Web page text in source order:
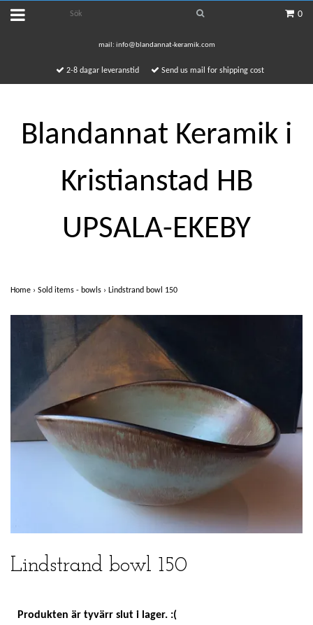
0
mail: info@blandannat-keramik.com
2-8 dagar leveranstid Send us mail for shipping cost
Blandannat Keramik i
Kristianstad HB
UPSALA-EKEBY
Home › Sold items - bowls › Lindstrand bowl 150
Lindstrand bowl 150
Produkten är tyvärr slut i lager. :(